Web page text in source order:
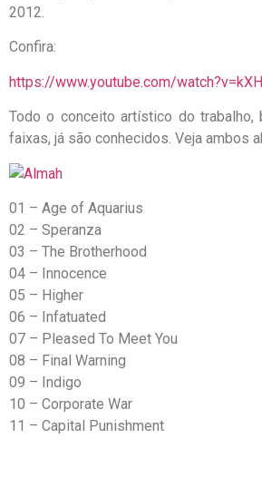
2012.
Confira:
https://www.youtube.com/
Todo o conceito artístico do
faixas, já são conhecidos. Veja ambos
01 – Age of Aquarius
02 – Speranza
03 – The Brotherhood
04 – Innocence
05 – Higher
06 – Infatuated
07 – Pleased To Meet You
08 – Final Warning
09 – Indigo
10 – Corporate War
11 – Capital Punishment